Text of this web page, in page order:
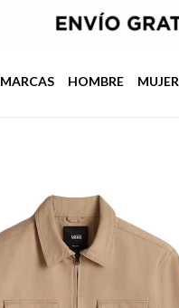
MARCAS HOMBRE MUJER